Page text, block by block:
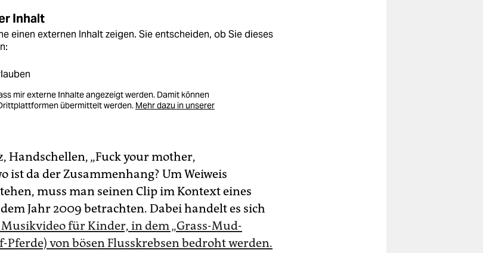
Inhalt
einen externen Inhalt zeigen. Sie entscheiden, ob Sie dieses
mir externe Inhalte angezeigt werden. Damit können
übermittelt werden. Mehr dazu in unserer
Handschellen, „Fuck your mother,
ist da der Zusammenhang? Um Weiweis
muss man seinen Clip im Kontext eines
Jahr 2009 betrachten. Dabei handelt es sich
für Kinder, in dem „Grass-Mud-
Pferde) von bösen Flusskrebsen bedroht werden.